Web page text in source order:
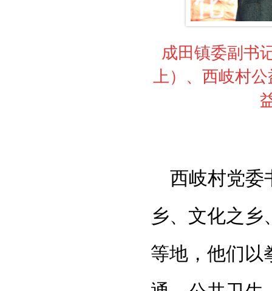
成田镇委副书
上）、西岐村
西岐村党委
乡、文化之乡
等地，他们以